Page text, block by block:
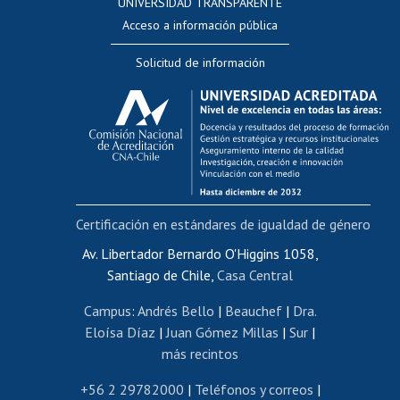
Evaluación docente
Calificación académica
Postulación al AUCAI
Funcionarias/os
Cursos internos de capacitación
Bienestar del personal
Portal de movilidad interna
Certificado de renta
Certificado de renta honorarios
Editar páginas blancas
Extranjeras/os
Revalidación y reconocimiento de títulos
Acceso a información pública
Solicitud de información
Av. Libertador Bernardo O'Higgins 1058,
Santiago de Chile, Casa Central
Campus: Andrés Bello | Beauchef| Dra.
Eloísa Díaz |Juan Gómez Millas | Sur |
más recintos
+56 2 29782000 | Teléfonos y correos |
Certificación en estándares de igualdad de género